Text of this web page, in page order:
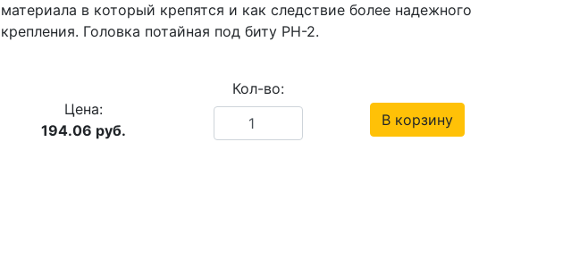
материала в который крепятся и как следствие более надежного
крепления. Головка потайная под биту PH-2.
Цена:
194.06 руб.
Кол-во:
В корзину